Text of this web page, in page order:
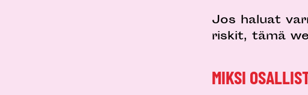
Jos haluat
riskit, tämä
MIKSI